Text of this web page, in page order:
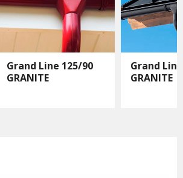
Grand Line 125/90
GRANITE
Grand
GRANITE